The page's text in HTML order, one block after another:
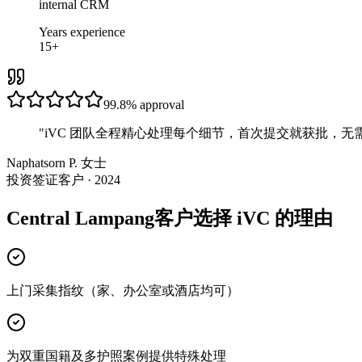
internal CRM
Years experience
15+
99.8% approval
"iVC 团队全程精心处理每个细节，首次提交就获批，无
Naphatsorn P. 女士
投资签证客户 · 2024
Central Lampang客户选择 iVC 的理由
上门采集指纹（家、办公室或酒店均可）
为双重国籍及多护照案例提供特殊处理